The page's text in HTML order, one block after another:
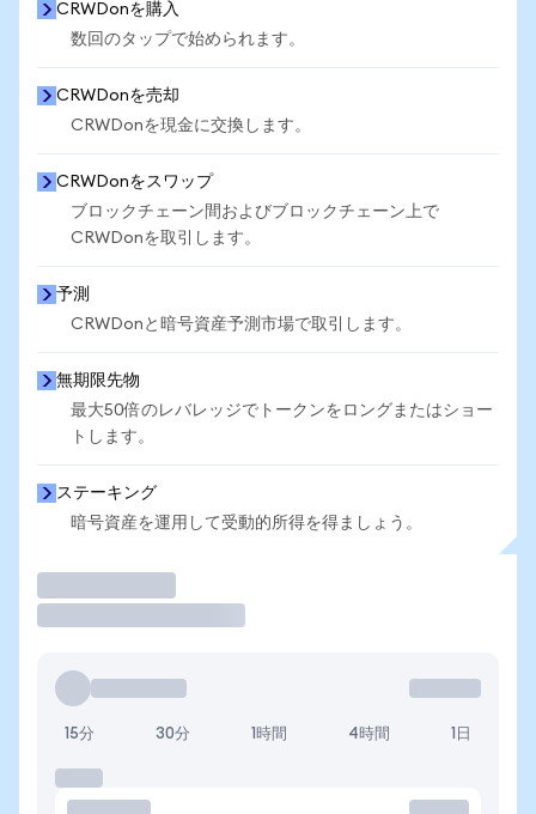
CRWDonを購入
数回のタップで始められます。
CRWDonを売却
CRWDonを現金に交換します。
CRWDonをスワップ
ブロックチェーン間およびブロックチェーン上で
CRWDonを取引します。
予測
CRWDonと暗号資産予測市場で取引します。
無期限先物
最大50倍のレバレッジでトークンをロングまたはショー
トします。
ステーキング
暗号資産を運用して受動的所得を得ましょう。
15分 30分 1時間 4時間 1日